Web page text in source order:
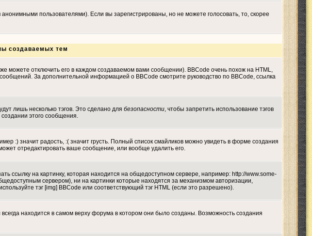
пользователями). Если вы зарегистрированы, но не можете голосовать, то, скорее
создаваемых тем
можете отключить его в каждом создаваемом вами сообщении). BBCode очень похож на HTML,
За дополнительной информацией о BBCode смотрите руководство по BBCode, ссылка
лишь несколько тэгов. Это сделано для безопасности, чтобы запретить использование тэгов
этого сообщения.
:) значит радость, :( значит грусть. Полный список смайликов можно увидеть в форме создания
отредактировать ваше сообщение, или вообще удалить его.
ссылку на картинку, которая находится на общедоступном сервере, например: http://www.some-
сервером), ни на картинки которые находятся за механизмом авторизации,
тэг [img] BBCode или соответствующий тэг HTML (если это разрешено).
находится в самом верху форума в котором они было созданы. Возможность создания